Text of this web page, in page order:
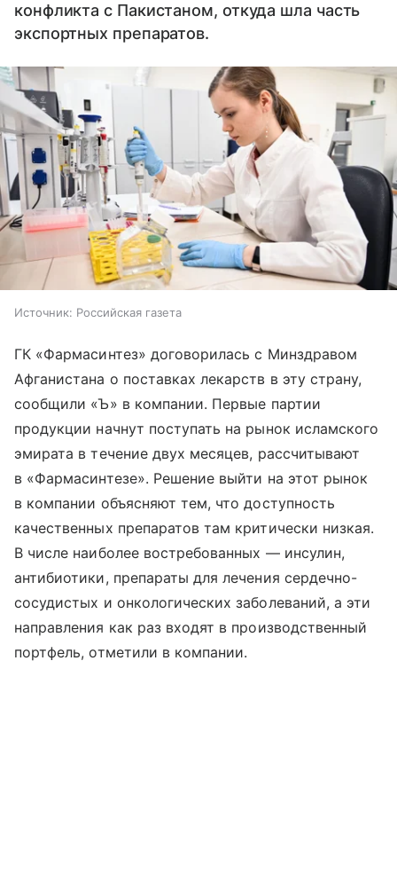
конфликта с Пакистаном, откуда шла часть
экспортных препаратов.
Источник: Российская газета
ГК «Фармасинтез» договорилась с Минздравом
Афганистана о поставках лекарств в эту страну,
сообщили «Ъ» в компании. Первые партии
продукции начнут поступать на рынок исламского
эмирата в течение двух месяцев, рассчитывают
в «Фармасинтезе». Решение выйти на этот рынок
в компании объясняют тем, что доступность
качественных препаратов там критически низкая.
В числе наиболее востребованных — инсулин,
антибиотики, препараты для лечения сердечно-
сосудистых и онкологических заболеваний, а эти
направления как раз входят в производственный
портфель, отметили в компании.